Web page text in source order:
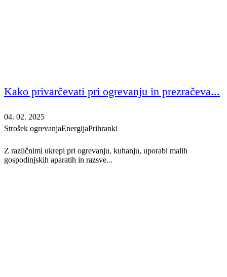
Kako privarčevati pri ogrevanju in prezračeva...
04. 02. 2025
Strošek ogrevanjaEnergijaPrihranki
Z različnimi ukrepi pri ogrevanju, kuhanju, uporabi malih
gospodinjskih aparatih in razsve...